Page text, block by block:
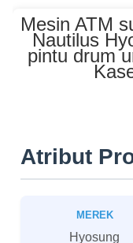
Mesin ATM
Nautilus
pintu drum
Atribut
MEREK
Hyosung